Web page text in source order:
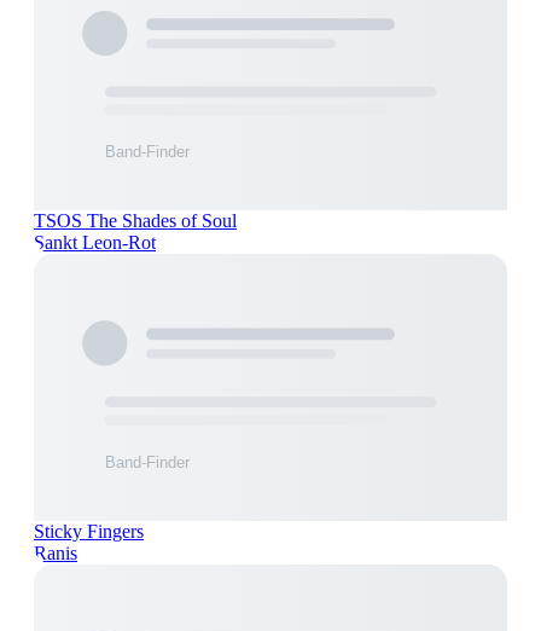
TSOS The Shades of Soul
Sankt Leon-Rot
Sticky Fingers
Ranis